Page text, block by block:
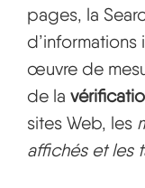
pages, la
œuvre de
de la
sites Web, les
affichés et les